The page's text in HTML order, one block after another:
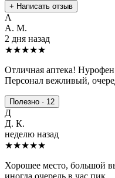
+ Написать отзыв
А
А. М.
2 дня назад
★★★★★
Отличная аптека!
Персонал вежливый,
Полезно · 12
Д
Д. К.
неделю назад
★★★★★
Хорошее место, большой
иногда очередь в час пик.